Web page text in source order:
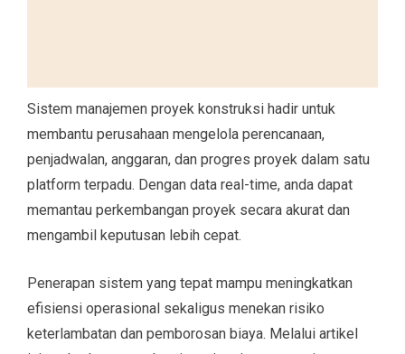
Sistem manajemen proyek konstruksi hadir untuk
membantu perusahaan mengelola perencanaan,
penjadwalan, anggaran, dan progres proyek dalam satu
platform terpadu. Dengan data real-time, anda dapat
memantau perkembangan proyek secara akurat dan
mengambil keputusan lebih cepat.
Penerapan sistem yang tepat mampu meningkatkan
efisiensi operasional sekaligus menekan risiko
keterlambatan dan pemborosan biaya. Melalui artikel